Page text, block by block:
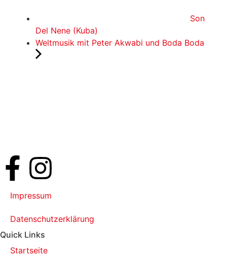
Son
Del Nene (Kuba)
Weltmusik mit Peter Akwabi und Boda Boda
Impressum
Datenschutzerklärung
Quick Links
Startseite